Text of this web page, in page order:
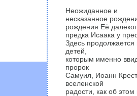
Неожиданное и
несказанное
рождения Её
предка Исаака у
Здесь
детей,
которым именно
пророк
Самуил, Иоанн
вселенской
радости, как об